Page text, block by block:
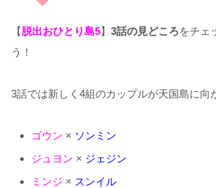
【脱出おひとり島5】 3話の見どころをチェ
う！
3話では新しく4組のカップルが天国島に向
ゴウン × ソンミン
ジュヨン × ジェジン
ミンジ × スンイル